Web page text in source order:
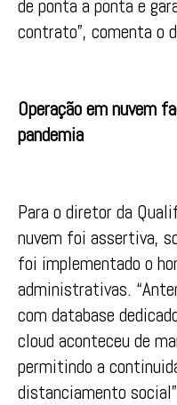
de ponta a ponta e
contrato”, comenta o
Operação em nuvem
pandemia
Para o diretor da
nuvem foi assertiva,
foi implementado o
administrativas.
com database
cloud aconteceu de
permitindo a
distanciamento